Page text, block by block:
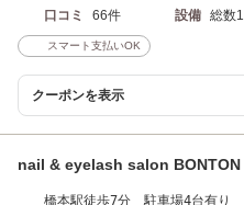
口コミ 66件 設備 総数1
スマート支払いOK
クーポンを表示
nail & eyelash salon BONTON
橋本駅徒歩7分 駐車場4台有り